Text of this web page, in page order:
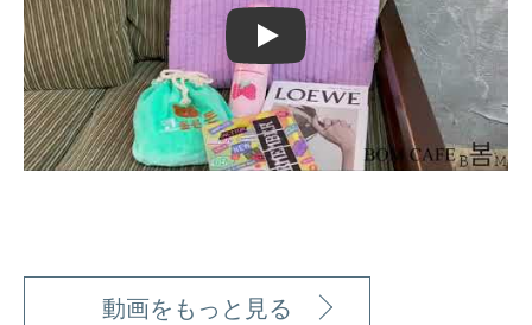
Play
動画をもっと見る